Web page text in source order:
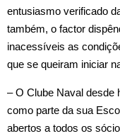
entusiasmo verificado
também, o factor
inacessíveis as
que se queiram iniciar
– O Clube Naval desde
como parte da sua
abertos a todos os